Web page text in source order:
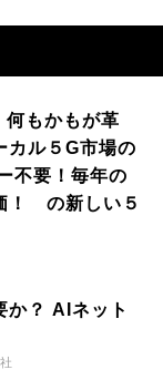
何もかもが革
カル５G市場の
不要！毎年の
！ の新しい５
か？ AIネット